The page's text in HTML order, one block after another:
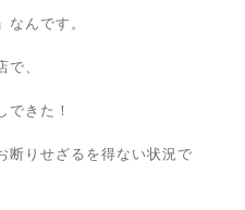
んです。
で、
できた！
断りせざるを得ない状況で